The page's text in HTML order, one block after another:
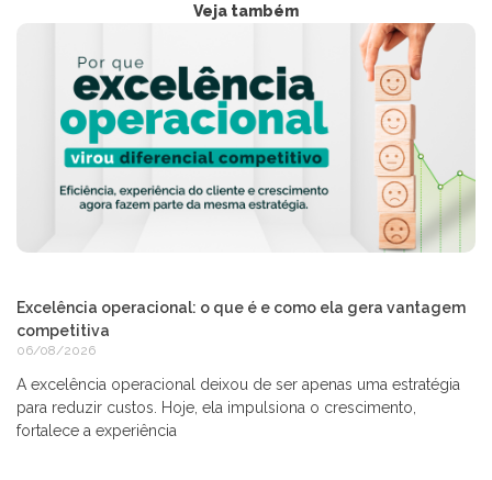
Veja também
Excelência operacional: o que é e como ela gera vantagem
competitiva
06/08/2026
A excelência operacional deixou de ser apenas uma estratégia
para reduzir custos. Hoje, ela impulsiona o crescimento,
fortalece a experiência